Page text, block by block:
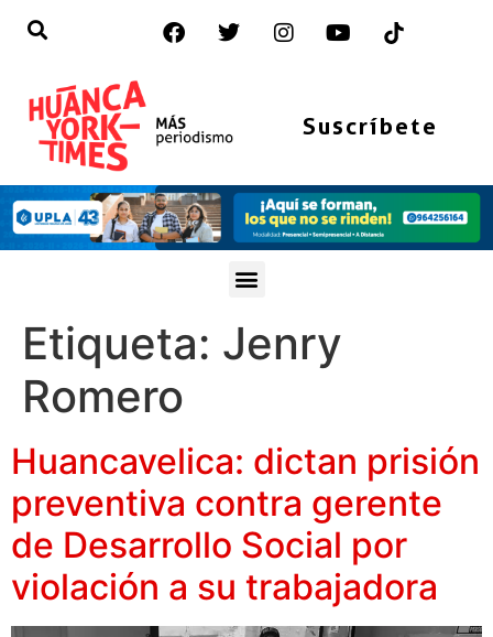
Suscríbete
Etiqueta: Jenry
Romero
Huancavelica: dictan prisión
preventiva contra gerente
de Desarrollo Social por
violación a su trabajadora